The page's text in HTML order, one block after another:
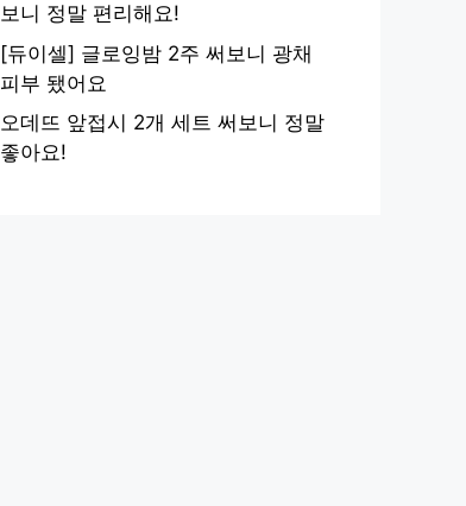
보니 정말 편리해요!
[듀이셀] 글로잉밤 2주 써보니 광채
피부 됐어요
오데뜨 앞접시 2개 세트 써보니 정말
좋아요!